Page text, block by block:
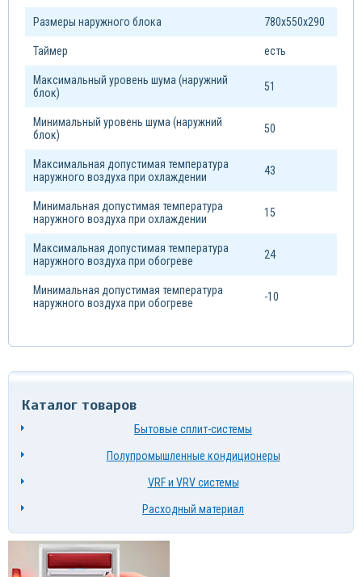
Размеры наружного блока 780х550х290
Таймер есть
Максимальный уровень шума (наружний
блок)
51
Минимальный уровень шума (наружний
блок)
50
Максимальная допустимая температура
наружного воздуха при охлаждении
43
Минимальная допустимая температура
наружного воздуха при охлаждении
15
Максимальная допустимая температура
наружного воздуха при обогреве
24
Минимальная допустимая температура
наружного воздуха при обогреве
-10
Каталог товаров
Бытовые сплит-системы
Полупромышленные кондиционеры
VRF и VRV системы
Расходный материал